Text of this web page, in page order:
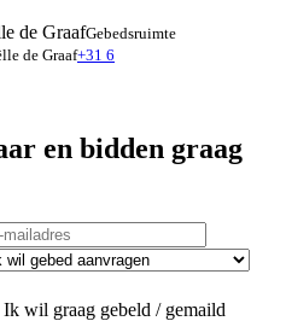
de GraafGebedsruimte
de Graaf+31 6
en bidden graag
Ik wil graag gebeld / gemaild